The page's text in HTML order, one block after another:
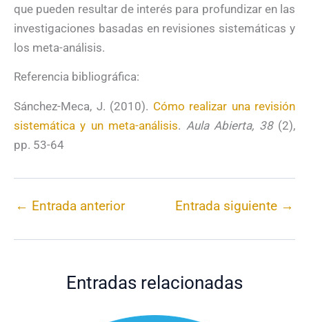
que pueden resultar de interés para profundizar en las
investigaciones basadas en revisiones sistemáticas y
los meta-análisis.
Referencia bibliográfica:
Sánchez-Meca, J. (2010). Cómo realizar una revisión
sistemática y un meta-análisis. Aula Abierta, 38 (2),
pp. 53-64
← Entrada anterior Entrada siguiente →
Entradas relacionadas